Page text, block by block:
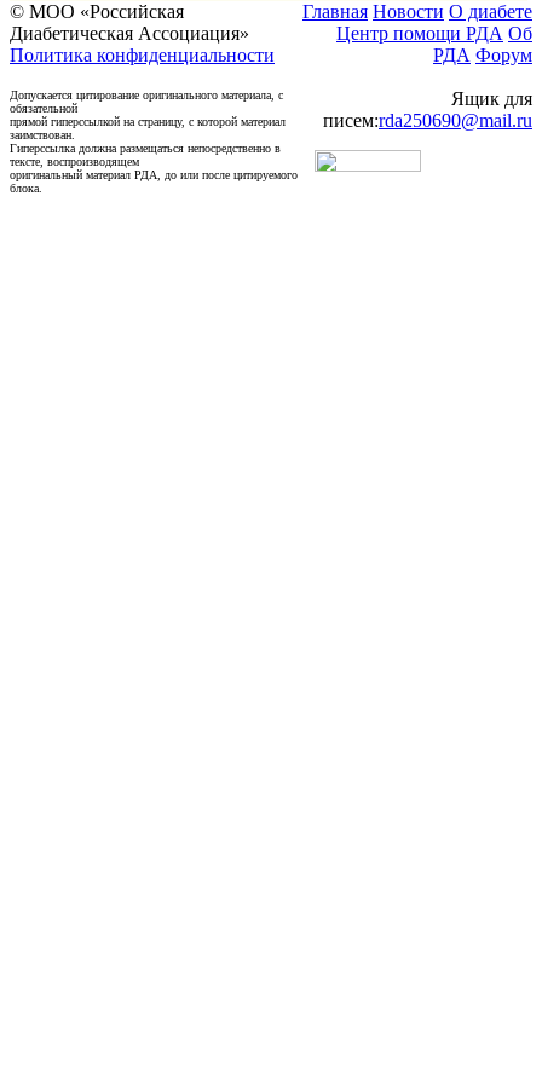
© МОО «Российская
Диабетическая Ассоциация»
Политика конфиденциальности
Допускается цитирование оригинального материала, с
обязательной
прямой гиперссылкой на страницу, с которой материал
заимствован.
Гиперссылка должна размещаться непосредственно в
тексте, воспроизводящем
оригинальный материал РДА, до или после цитируемого
блока.
Главная Новости О диабете
Центр помощи РДА Об
РДА Форум
Ящик для
писем:rda250690@mail.ru